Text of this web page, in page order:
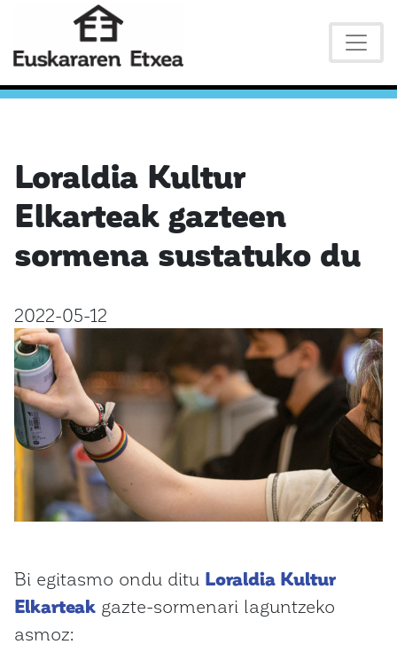
Loraldia Kultur
Elkarteak gazteen
sormena sustatuko du
2022-05-12
Bi egitasmo ondu ditu Loraldia Kultur
Elkarteak gazte-sormenari laguntzeko
asmoz: